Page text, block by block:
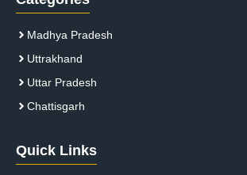
Madhya Pradesh
Uttrakhand
Uttar Pradesh
Chattisgarh
Quick Links